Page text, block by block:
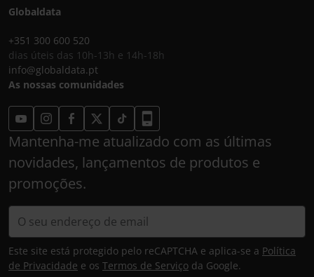
Globaldata
+351 300 600 520
dias úteis das 10h-13h e 14h-18h
info@globaldata.pt
As nossas comunidades
Mantenha-me atualizado com as últimas
novidades, lançamentos de produtos e
promoções.
Este site está protegido pelo reCAPTCHA e aplica-se a Política
de Privacidade e os Termos de Serviço da Google.